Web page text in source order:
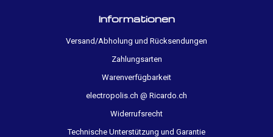
Informationen
Versand/Abholung und Rücksendungen
Zahlungsarten
Warenverfügbarkeit
electropolis.ch @ Ricardo.ch
Widerrufsrecht
Technische Unterstützung und Garantie